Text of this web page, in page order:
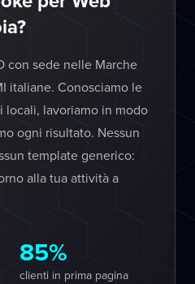
con sede nelle Marche
italiane. Conosciamo le
locali, lavoriamo in modo
ogni risultato. Nessun
template generico:
alla tua attività a
85%
clienti in prima pagina